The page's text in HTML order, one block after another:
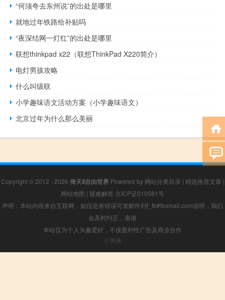
“何须夸去东州说”的出处是哪里
就地过年铁路给补贴吗
“夜深结网一灯红”的出处是哪里
联想thinkpad x22（联想ThinkPad X220简介）
电灯男孩攻略
什么叫级联
小学趣味语文活动方案（小学趣味语文）
北京过年为什么那么美丽
Copyright © 2012 - 2026 倚天Ⅱ自由世界Powered by 网站分类目录 | 精选推荐文章 |
网站地图 | 疑难解答 京ICP证010581号
声明：本站内容来自互联网，如信息有错误可发邮件到f_fb#foxmail.com说明，我们
会及时纠正，谢谢
本站仅为个人兴趣爱好，不接盈利性广告及商业合作
小男孩